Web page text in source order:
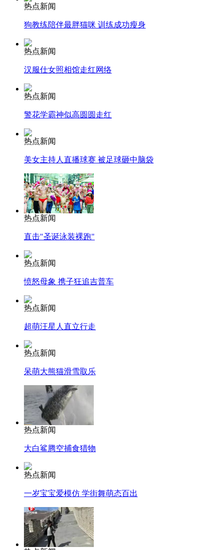
纽约上演“枕头大战”
司机酒驾遇交警 急速倒车逃窜
热点新闻
狗教练陪伴最胖猫咪 训练成功瘦身
热点新闻
汉服仕女照相馆走红网络
热点新闻
警花学霸神似高圆圆走红
热点新闻
美女主持人直播球赛 被足球砸中脑袋
热点新闻
直击"圣诞泳装裸跑"
热点新闻
愤怒母象 携子狂追吉普车
热点新闻
超萌汪星人直立行走
热点新闻
呆萌大熊猫滑雪取乐
热点新闻
大白鲨腾空捕食猎物
热点新闻
一岁宝宝爱模仿 学街舞萌态百出